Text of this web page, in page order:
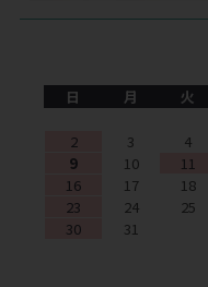
日
月 火
2
3 4
9
10 11
16
17 18
23
24 25
30
31